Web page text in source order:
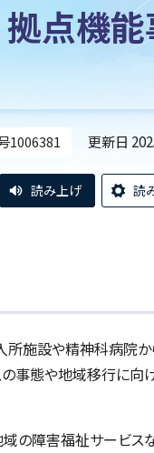
拠点機
1006381 更新日
読み上げ 読
所施設や精神科病院
の事態や地域移行に向
域の障害福祉サービス